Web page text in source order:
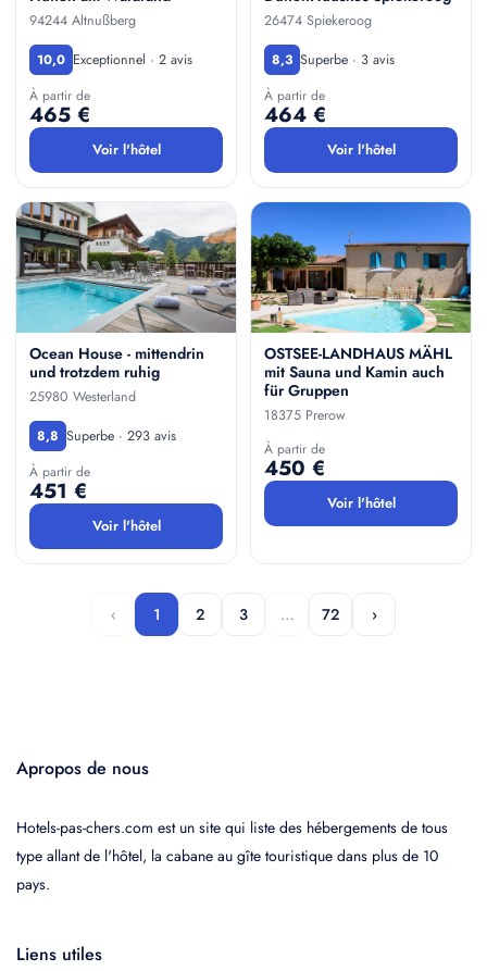
94244 Altnußberg
10,0 Exceptionnel · 2 avis
À partir de
465 €
Voir l'hôtel
26474 Spiekeroog
8,3 Superbe · 3 avis
À partir de
464 €
Voir l'hôtel
Ocean House - mittendrin
und trotzdem ruhig
25980 Westerland
8,8 Superbe · 293 avis
À partir de
451 €
Voir l'hôtel
OSTSEE-LANDHAUS MÄHL
mit Sauna und Kamin auch
für Gruppen
18375 Prerow
À partir de
450 €
Voir l'hôtel
‹ 1 2 3 … 72 ›
Apropos de nous
Hotels-pas-chers.com est un site qui liste des hébergements de tous
type allant de l'hôtel, la cabane au gîte touristique dans plus de 10
pays.
Liens utiles